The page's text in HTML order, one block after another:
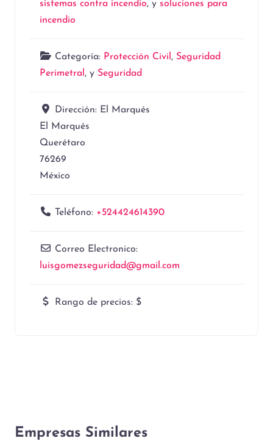
sistemas contra incendio, y soluciones para
incendio
Categoría: Protección Civil , Seguridad
Perimetral , y Seguridad
Dirección: El Marqués
El Marqués
Querétaro
76269
México
Teléfono: +524424614390
Correo Electronico:
luisgomezseguridad@gmail.com
Rango de precios: $
Empresas Similares